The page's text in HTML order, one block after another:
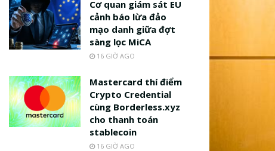
Cơ quan giám sát EU
cảnh báo lừa đảo
mạo danh giữa đợt
sàng lọc MiCA
16 GIỜ AGO
Mastercard thí điểm
Crypto Credential
cùng Borderless.xyz
cho thanh toán
stablecoin
16 GIỜ AGO